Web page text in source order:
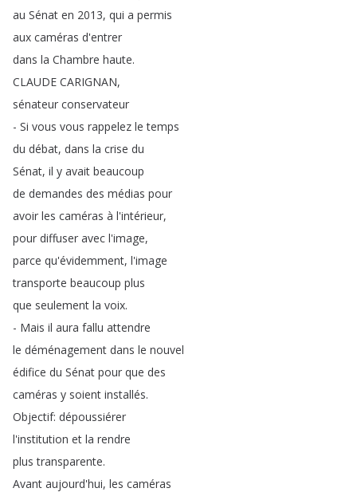
au Sénat en 2013, qui a permis
aux caméras d'entrer
dans la Chambre haute.
CLAUDE CARIGNAN,
sénateur conservateur
- Si vous vous rappelez le temps
du débat, dans la crise du
Sénat, il y avait beaucoup
de demandes des médias pour
avoir les caméras à l'intérieur,
pour diffuser avec l'image,
parce qu'évidemment, l'image
transporte beaucoup plus
que seulement la voix.
- Mais il aura fallu attendre
le déménagement dans le nouvel
édifice du Sénat pour que des
caméras y soient installés.
Objectif: dépoussiérer
l'institution et la rendre
plus transparente.
Avant aujourd'hui, les caméras